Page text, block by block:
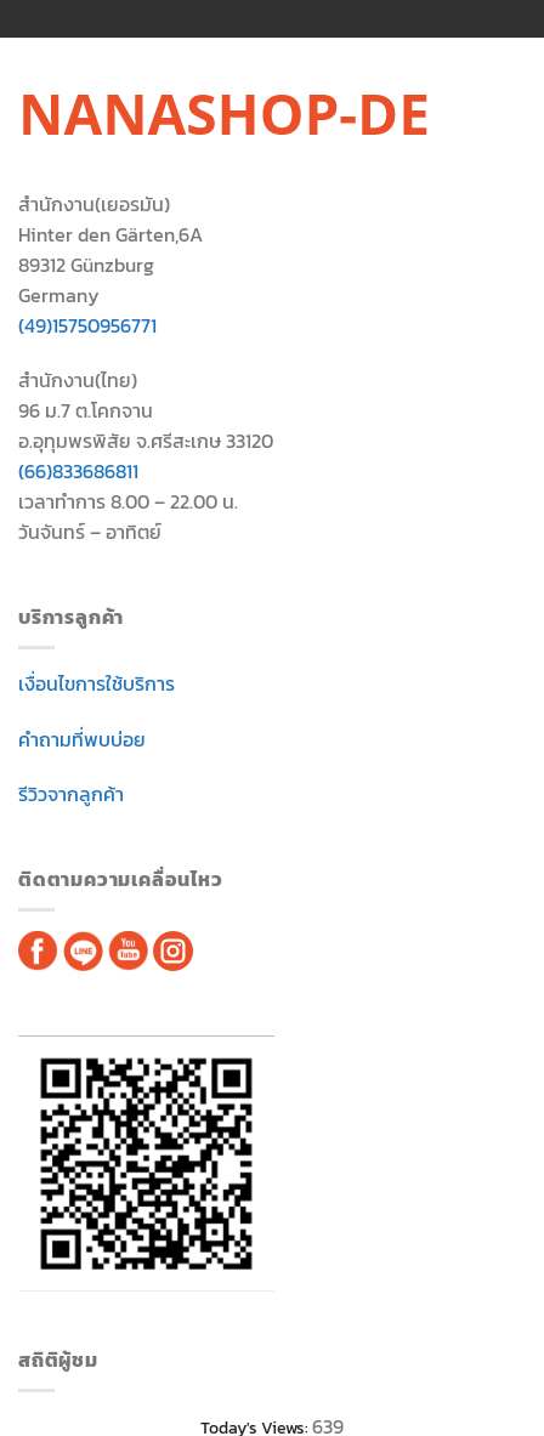
สำนักงาน(เยอรมัน)
Hinter den Gärten,6A
89312 Günzburg
Germany
(49)15750956771
สำนักงาน(ไทย)
96 ม.7 ต.โคกจาน
อ.อุทุมพรพิสัย จ.ศรีสะเกษ 33120
(66)833686811
เวลาทำการ 8.00 – 22.00 น.
วันจันทร์ – อาทิตย์
บริการลูกค้า
เงื่อนไขการใช้บริการ
คำถามที่พบบ่อย
รีวิวจากลูกค้า
ติดตามความเคลื่อนไหว
สถิติผู้ชม
Today's Views:639